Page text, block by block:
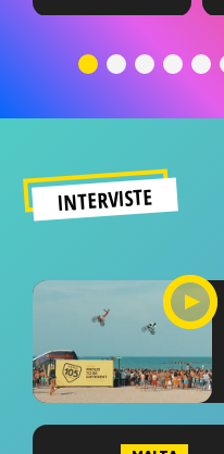
testo,
significato
INTERVISTE